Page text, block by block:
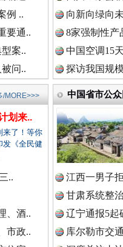
新闻网.
新闻网.
新闻网.
新闻网.
全民健
例 ..
要通..
案..
问..
向新向绿向
8家强制性产
中国空调15
探访我国规
划来..
来了！等你
发《全民健
..
、酒..
市政..
/MORE>>> 中国省市公
江西一男子
甘肃系统整
辽宁通报5起
库尔勒市交